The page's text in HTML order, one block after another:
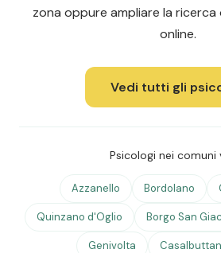
zona oppure ampliare la ricerca
online.
Vedi tutti gli
Psicologi nei comuni
Azzanello Bordolano
Quinzano d'Oglio Borgo San
Genivolta